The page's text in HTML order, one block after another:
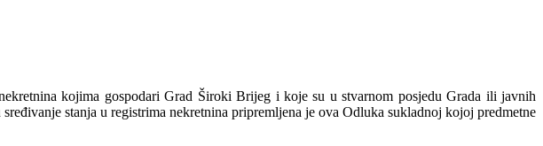
kojima gospodari Grad Široki Brijeg i koje su u stvarnom posjedu Grada ili javnih
stanja u registrima nekretnina pripremljena je ova Odluka sukladnoj kojoj predmetne